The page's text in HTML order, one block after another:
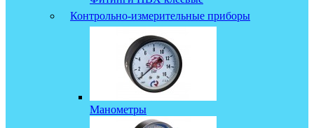
Контрольно-измерительные приборы
Манометры